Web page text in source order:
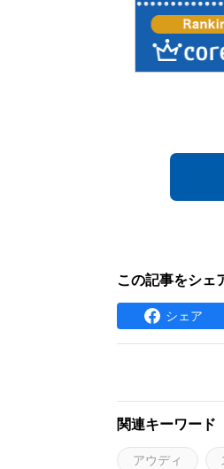
この記事をシェ
シェア
関連キーワード
アウディ